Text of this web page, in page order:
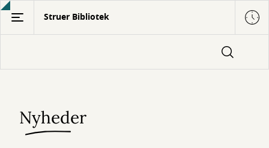
Gå
hovedindhold
Struer Bibliotek
Forside
Nyheder